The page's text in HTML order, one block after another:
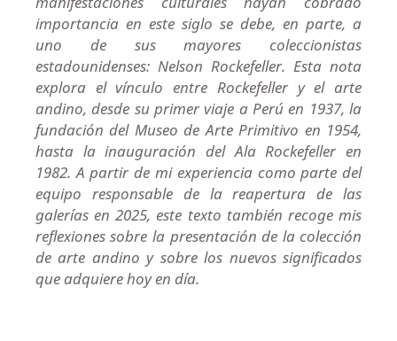
importancia en este siglo se debe, en parte, a
uno de sus mayores coleccionistas
estadounidenses: Nelson Rockefeller. Esta nota
explora el vínculo entre Rockefeller y el arte
andino, desde su primer viaje a Perú en 1937, la
fundación del Museo de Arte Primitivo en 1954,
hasta la inauguración del Ala Rockefeller en
1982. A partir de mi experiencia como parte del
equipo responsable de la reapertura de las
galerías en 2025, este texto también recoge mis
reflexiones sobre la presentación de la colección
de arte andino y sobre los nuevos significados
que adquiere hoy en día.